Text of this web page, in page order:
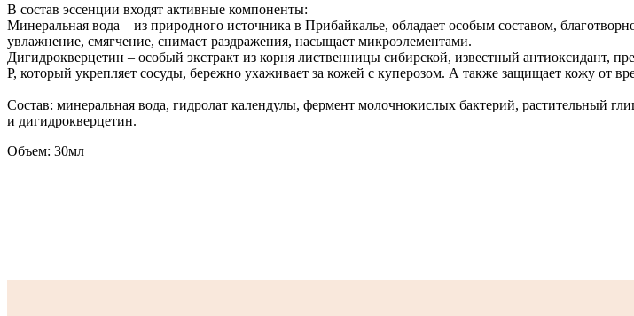
В состав эссенции входят активные компоненты:
Минеральная вода – из природного источника в Прибайкалье, обладает особым составом,
увлажнение, смягчение, снимает раздражения, насыщает микроэлементами.
Дигидрокверцетин – особый экстракт из корня лиственницы сибирской, известный антиоксидант,
Р, который укрепляет сосуды, бережно ухаживает за кожей с куперозом. А также защищает кожу от
Состав: минеральная вода, гидролат календулы, фермент молочнокислых бактерий, растительный
и дигидрокверцетин.
Объем: 30мл